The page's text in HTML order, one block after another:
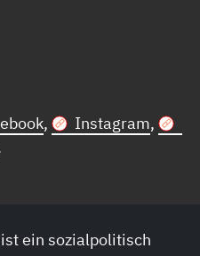
, Instagram,
ein sozialpolitisch